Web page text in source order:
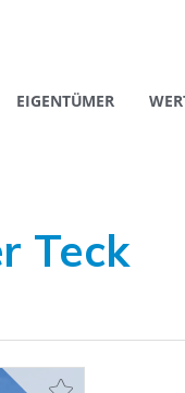
EIGENTÜMER
Teck